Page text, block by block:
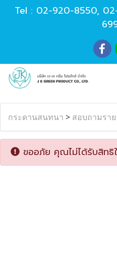
Tel : 02-920-8550,
กระดานสนทนา > สอบถามราย
ขออภัย คุณไม่ได้รับสิทธิ